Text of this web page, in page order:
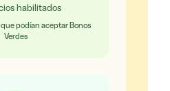
habilitados
podían aceptar Bonos
Verdes